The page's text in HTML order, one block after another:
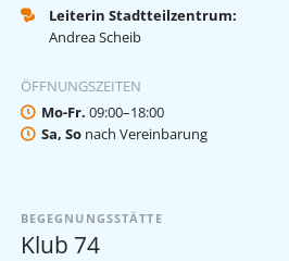
Leiterin Stadtteilzentrum:
Andrea Scheib
ÖFFNUNGSZEITEN
Mo-Fr. 09:00–18:00
Sa, Sonach Vereinbarung
BEGEGNUNGSSTÄTTE
Klub 74